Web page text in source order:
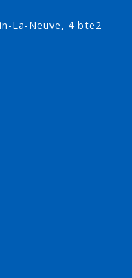
La-Neuve, 4 bte2